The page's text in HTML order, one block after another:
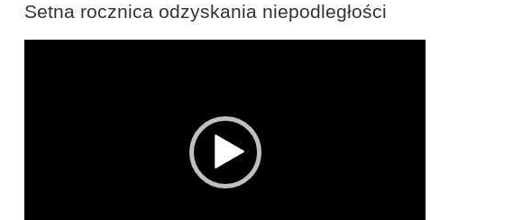
Setna rocznica odzyskania niepodległości